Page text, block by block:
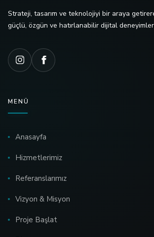
Strateji, tasarım ve teknolojiyi bir araya
güçlü, özgün ve hatırlanabilir dijital
MENÜ
Anasayfa
Hizmetlerimiz
Referanslarımız
Vizyon & Misyon
Proje Başlat